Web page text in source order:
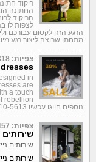
ריקוד
החתונה
הריקוד
לצפות לו
הרגע הזה לקסום עבורכם
מתחתן שרוצה ליצור רגע
צפיות: 318
in
are
a touch
נוספים חייגו עכשיו 054-610-5613
צפיות: 457
שירותים
שירותים
שירותים